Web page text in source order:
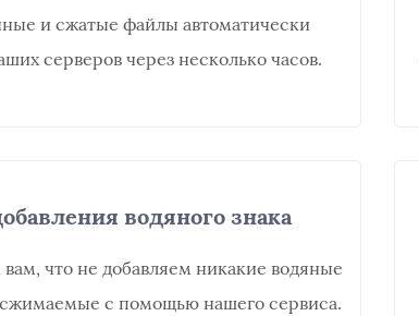
и сжатые файлы автоматически
серверов через несколько часов.
водяного знака
что не добавляем никакие водяные
с помощью нашего сервиса.